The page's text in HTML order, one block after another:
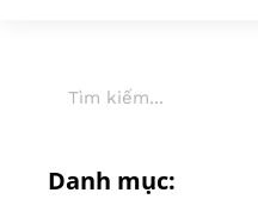
Danh mục: